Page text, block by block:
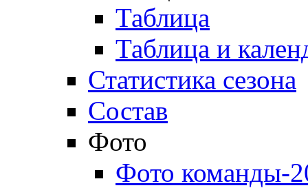
Таблица
Таблица и
Статистика сезона
Состав
Фото
Фото команды-